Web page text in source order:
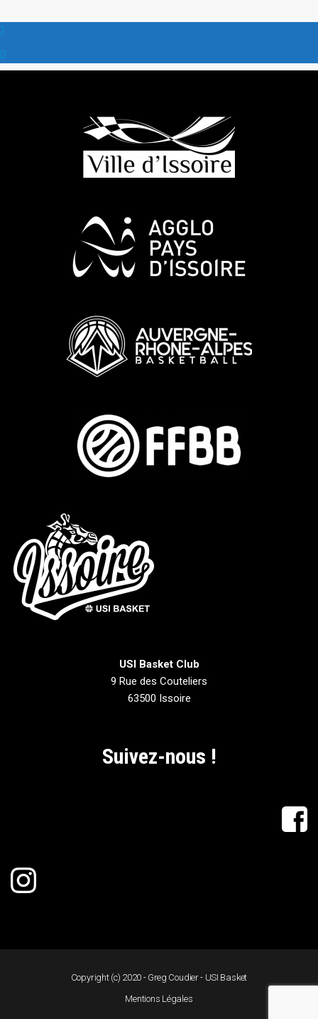
USI Basket Club
9 Rue des Couteliers
63500 Issoire
Suivez-nous !
Copyright (c) 2020 - Greg Coudier - USI Basket
Mentions Légales